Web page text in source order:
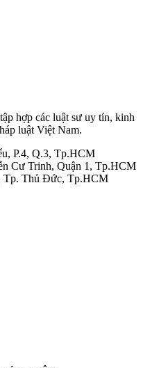
hợp các luật sư uy tín, kinh
luật Việt Nam.
P.4, Q.3, Tp.HCM
Cư Trinh, Quận 1, Tp.HCM
Tp. Thủ Đức, Tp.HCM